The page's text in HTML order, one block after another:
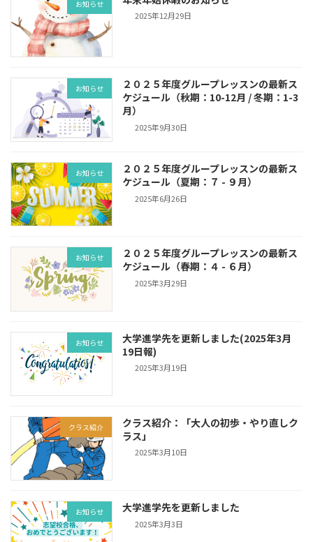
お知らせ
2025年12月29日
お知らせ
２０２５年度グループレッスンの最新ス
ケジュール（秋期：10-12月 / 冬期：1-3
月）
2025年9月30日
お知らせ
２０２５年度グループレッスンの最新ス
ケジュール（夏期：７ - ９月）
2025年6月26日
お知らせ
２０２５年度グループレッスンの最新ス
ケジュール（春期：４ - ６月）
2025年3月29日
お知らせ
大学進学先を更新しました(2025年3月
19日報)
2025年3月19日
クラス紹介
クラス紹介：「大人の初歩・やり直しク
ラス」
2025年3月10日
お知らせ 大学進学先を更新しました
2025年3月3日